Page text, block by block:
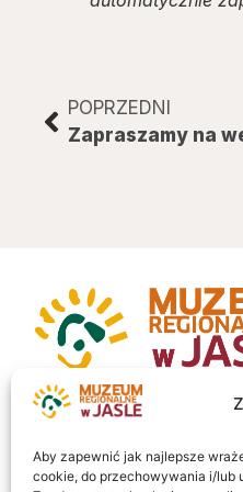
Aby zapewnić jak najlepsze
cookie, do przechowywania i/lub
POPRZEDNI
Muzeum regionalne w Jaśle
Stanisława Kadyiego